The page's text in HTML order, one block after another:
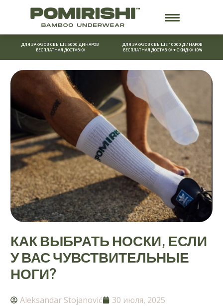
Перейти
содержимому
ДЛЯ ЗАКАЗОВ СВЫШЕ 5000 ДИНАРОВ
БЕСПЛАТНАЯ ДОСТАВКА
ДЛЯ ЗАКАЗОВ СВЫШЕ 10000 ДИНАРОВ
БЕСПЛАТНАЯ ДОСТАВКА + СКИДКА 10%
КАК ВЫБРАТЬ НОСКИ, ЕСЛИ
У ВАС ЧУВСТВИТЕЛЬНЫЕ
НОГИ?
Aleksandar Stojanović
30 июля, 2025